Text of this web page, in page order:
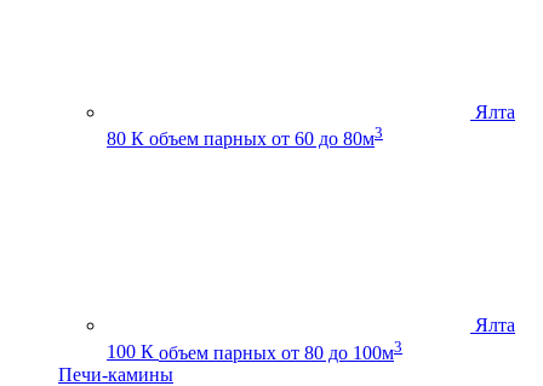
Ялта
80 К объем парных от 60 до 80м3
Ялта
100 К объем парных от 80 до 100м3
Печи-камины